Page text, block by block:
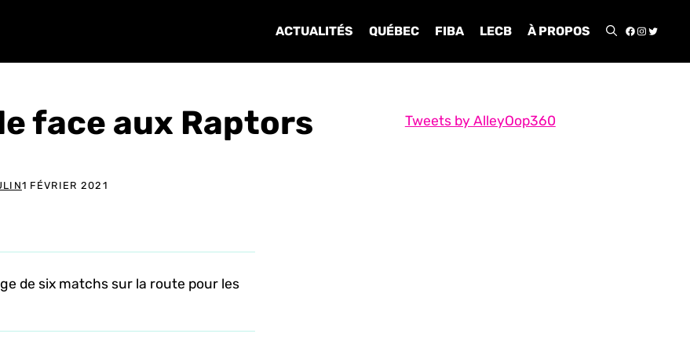
ACTUALITÉS QUÉBEC FIBA LECB À PROPOS
face aux Raptors
1 FÉVRIER 2021
de six matchs sur la route pour les
Tweets by AlleyOop360